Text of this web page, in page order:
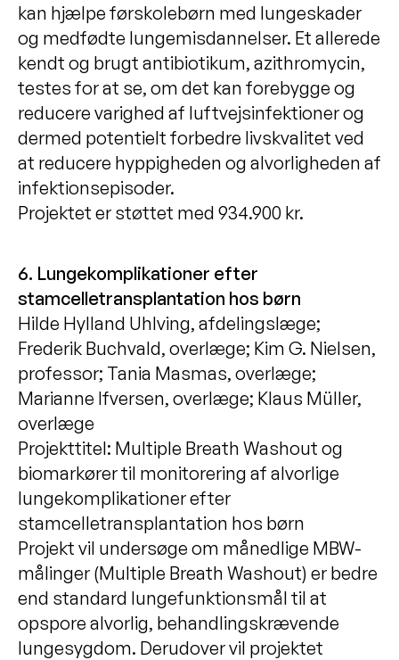
kan hjælpe førskolebørn med lungeskader
og medfødte lungemisdannelser. Et allerede
kendt og brugt antibiotikum, azithromycin,
testes for at se, om det kan forebygge og
reducere varighed af luftvejsinfektioner og
dermed potentielt forbedre livskvalitet ved
at reducere hyppigheden og alvorligheden af
infektionsepisoder.
Projektet er støttet med 934.900 kr.
6. Lungekomplikationer efter
stamcelletransplantation hos børn
Hilde Hylland Uhlving, afdelingslæge;
Frederik Buchvald, overlæge; Kim G. Nielsen,
professor; Tania Masmas, overlæge;
Marianne Ifversen, overlæge; Klaus Müller,
overlæge
Projekttitel: Multiple Breath Washout og
biomarkører til monitorering af alvorlige
lungekomplikationer efter
stamcelletransplantation hos børn
Projekt vil undersøge om månedlige MBW-
målinger (Multiple Breath Washout) er bedre
end standard lungefunktionsmål til at
opspore alvorlig, behandlingskrævende
lungesygdom. Derudover vil projektet